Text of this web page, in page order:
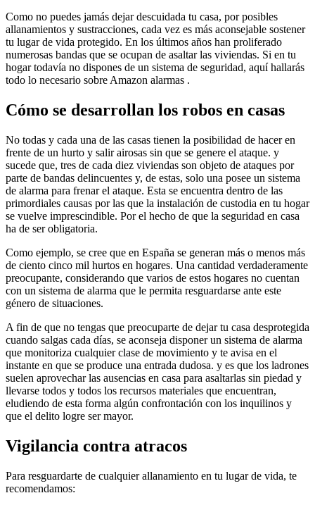
Como no puedes jamás dejar descuidada tu casa, por posibles
allanamientos y sustracciones, cada vez es más aconsejable sostener
tu lugar de vida protegido. En los últimos años han proliferado
numerosas bandas que se ocupan de asaltar las viviendas. Si en tu
hogar todavía no dispones de un sistema de seguridad, aquí hallarás
todo lo necesario sobre Amazon alarmas .
Cómo se desarrollan los robos en casas
No todas y cada una de las casas tienen la posibilidad de hacer en
frente de un hurto y salir airosas sin que se genere el ataque. y
sucede que, tres de cada diez viviendas son objeto de ataques por
parte de bandas delincuentes y, de estas, solo una posee un sistema
de alarma para frenar el ataque. Esta se encuentra dentro de las
primordiales causas por las que la instalación de custodia en tu hogar
se vuelve imprescindible. Por el hecho de que la seguridad en casa
ha de ser obligatoria.
Como ejemplo, se cree que en España se generan más o menos más
de ciento cinco mil hurtos en hogares. Una cantidad verdaderamente
preocupante, considerando que varios de estos hogares no cuentan
con un sistema de alarma que le permita resguardarse ante este
género de situaciones.
A fin de que no tengas que preocuparte de dejar tu casa desprotegida
cuando salgas cada días, se aconseja disponer un sistema de alarma
que monitoriza cualquier clase de movimiento y te avisa en el
instante en que se produce una entrada dudosa. y es que los ladrones
suelen aprovechar las ausencias en casa para asaltarlas sin piedad y
llevarse todos y todos los recursos materiales que encuentran,
eludiendo de esta forma algún confrontación con los inquilinos y
que el delito logre ser mayor.
Vigilancia contra atracos
Para resguardarte de cualquier allanamiento en tu lugar de vida, te
recomendamos: